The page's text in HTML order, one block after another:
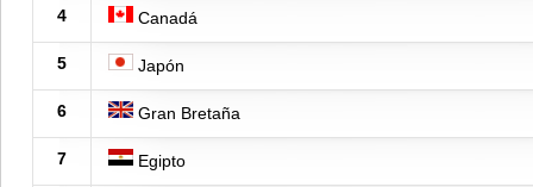
4 Canadá
5 Japón
6 Gran Bretaña
7 Egipto